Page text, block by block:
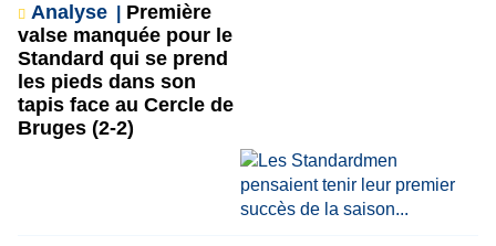
Analyse
Première
valse manquée pour le
Standard qui se prend
les pieds dans son
tapis face au Cercle de
Bruges (2-2)